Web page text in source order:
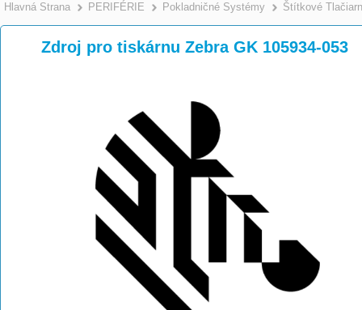
Hlavná Strana >
PERIFÉRIE >
Pokladničné Systémy Štítkové
Zdroj pro tiskárnu Zebra GK 105934-053